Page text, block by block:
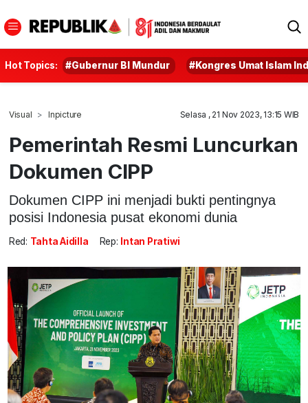
Hot Topics: #Gubernur BI Mundur #Kongres Umat Islam
Visual Inpicture Selasa , 21 Nov 2023, 13:15 WIB
Pemerintah Resmi Luncurkan
Dokumen CIPP
Dokumen CIPP ini menjadi bukti pentingnya
posisi Indonesia pusat ekonomi dunia
Red: Tahta Aidilla Rep: Intan Pratiwi